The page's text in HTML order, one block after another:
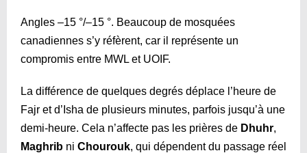
Angles –15 °/–15 °. Beaucoup de mosquées
canadiennes s’y réfèrent, car il représente un
compromis entre MWL et UOIF.
La différence de quelques degrés déplace l’heure de
Fajr et d’Isha de plusieurs minutes, parfois jusqu’à une
demi-heure. Cela n’affecte pas les prières de Dhuhr,
Maghrib ni Chourouk, qui dépendent du passage réel